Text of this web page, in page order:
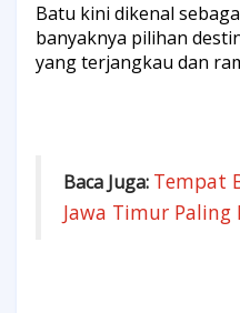
Batu kini dikenal
banyaknya pilihan
yang terjangkau dan
Baca Juga: Tempat
Jawa Timur Paling